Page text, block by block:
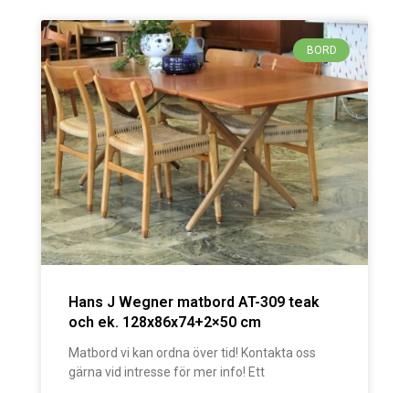
BORD
Hans J Wegner matbord AT-309 teak
och ek. 128x86x74+2×50 cm
Matbord vi kan ordna över tid! Kontakta oss
gärna vid intresse för mer info! Ett